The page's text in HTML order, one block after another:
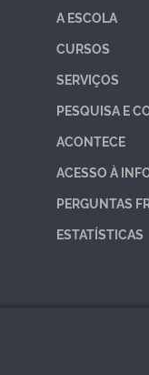
A ESCOLA
CURSOS
SERVIÇOS
PESQUISA E
ACONTECE
ACESSO À
PERGUNTAS
ESTATÍSTICAS